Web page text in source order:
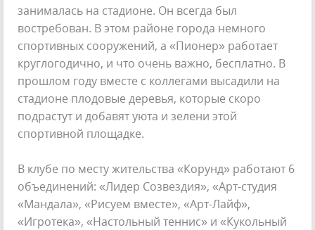
занималась на стадионе. Он всегда был
востребован. В этом районе города немного
спортивных сооружений, а «Пионер» работает
круглогодично, и что очень важно, бесплатно. В
прошлом году вместе с коллегами высадили на
стадионе плодовые деревья, которые скоро
подрастут и добавят уюта и зелени этой
спортивной площадке.
В клубе по месту жительства «Корунд» работают 6
объединений: «Лидер Созвездия», «Арт-студия
«Мандала», «Рисуем вместе», «Арт-Лайф»,
«Игротека», «Настольный теннис» и «Кукольный